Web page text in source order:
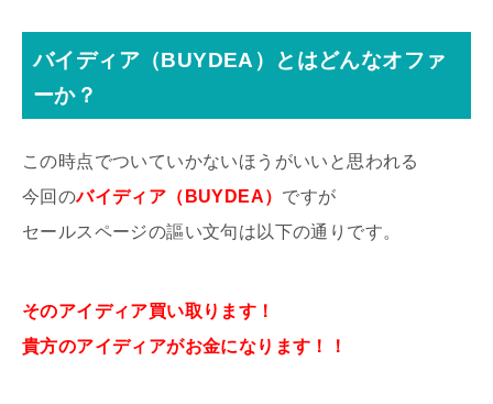
バイディア（BUYDEA）とはどんなオファ
ーか？
この時点でついていかないほうがいいと思われる
今回のバイディア（BUYDEA） ですが
セールスページの謳い文句は以下の通りです。
そのアイディア買い取ります！
貴方のアイディアがお金になります！！